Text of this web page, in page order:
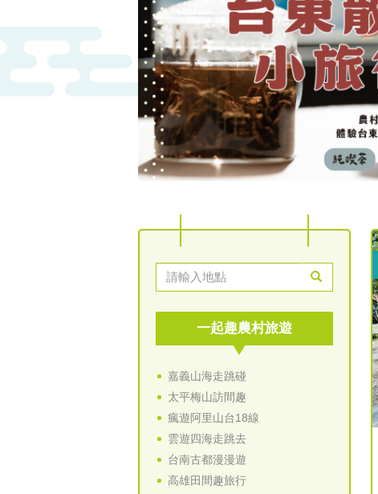
一起趣農村旅遊
嘉義山海走跳碰
太平梅山訪間趣
瘋遊阿里山台18線
雲遊四海走跳去
台南古都漫漫遊
高雄田間趣旅行